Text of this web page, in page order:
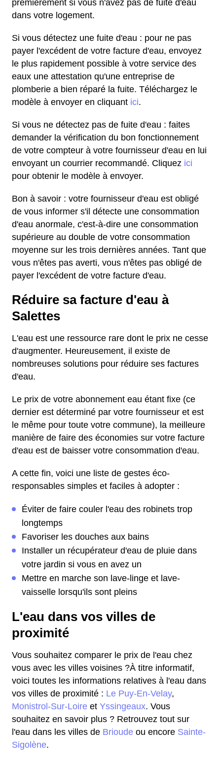
premièrement si vous n'avez pas de fuite d'eau
dans votre logement.
Si vous détectez une fuite d'eau : pour ne pas
payer l'excédent de votre facture d'eau, envoyez
le plus rapidement possible à votre service des
eaux une attestation qu'une entreprise de
plomberie a bien réparé la fuite. Téléchargez le
modèle à envoyer en cliquant ici.
Si vous ne détectez pas de fuite d'eau : faites
demander la vérification du bon fonctionnement
de votre compteur à votre fournisseur d'eau en lui
envoyant un courrier recommandé. Cliquez ici
pour obtenir le modèle à envoyer.
Bon à savoir : votre fournisseur d'eau est obligé
de vous informer s'il détecte une consommation
d'eau anormale, c'est-à-dire une consommation
supérieure au double de votre consommation
moyenne sur les trois dernières années. Tant que
vous n'êtes pas averti, vous n'êtes pas obligé de
payer l'excédent de votre facture d'eau.
Réduire sa facture d'eau à
Salettes
L'eau est une ressource rare dont le prix ne cesse
d'augmenter. Heureusement, il existe de
nombreuses solutions pour réduire ses factures
d'eau.
Le prix de votre abonnement eau étant fixe (ce
dernier est déterminé par votre fournisseur et est
le même pour toute votre commune), la meilleure
manière de faire des économies sur votre facture
d'eau est de baisser votre consommation d'eau.
A cette fin, voici une liste de gestes éco-
responsables simples et faciles à adopter :
Éviter de faire couler l'eau des robinets trop
longtemps
Favoriser les douches aux bains
Installer un récupérateur d'eau de pluie dans
votre jardin si vous en avez un
Mettre en marche son lave-linge et lave-
vaisselle lorsqu'ils sont pleins
L'eau dans vos villes de
proximité
Vous souhaitez comparer le prix de l'eau chez
vous avec les villes voisines ?À titre informatif,
voici toutes les informations relatives à l'eau dans
vos villes de proximité : Le Puy-En-Velay,
Monistrol-Sur-Loire et Yssingeaux. Vous
souhaitez en savoir plus ? Retrouvez tout sur
l'eau dans les villes de Brioude ou encore Sainte-
Sigolène.